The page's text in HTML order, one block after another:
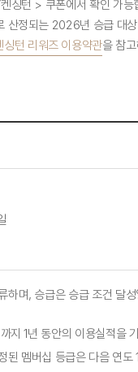
싱턴 > 쿠폰에서 확인 가능
정되는 2026년 승급 대
싱턴 리워즈 이용약관을 참
며, 승급은 승급 조건 달
지 1년 동안의 이용실적
멤버십 등급은 다음 연도